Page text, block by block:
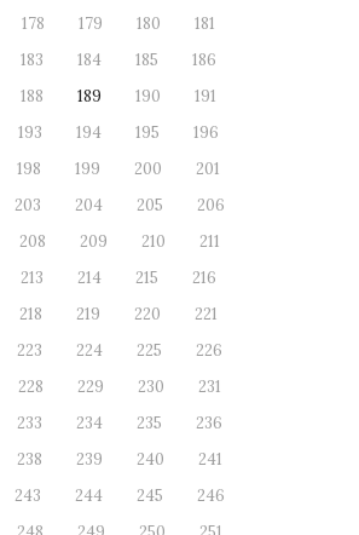
178 179 180
181
183 184 185
186
188 189 190
191
193 194 195
196
198 199 200
201
203 204 205
206
208 209 210
211
213 214 215
216
218 219 220
221
223 224 225
226
228 229 230
231
233 234 235
236
238 239 240
241
243 244 245
246